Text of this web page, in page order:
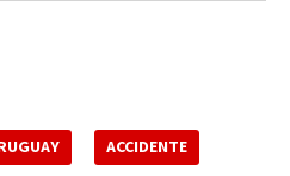
ACCIDENTE